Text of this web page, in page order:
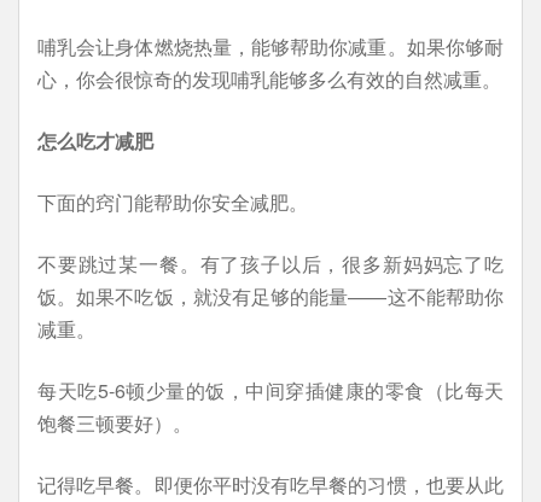
哺乳会让身体燃烧热量，能够帮助你减重。如果你够耐
心，你会很惊奇的发现哺乳能够多么有效的自然减重。
怎么吃才减肥
下面的窍门能帮助你安全减肥。
不要跳过某一餐。有了孩子以后，很多新妈妈忘了吃
饭。如果不吃饭，就没有足够的能量——这不能帮助你
减重。
每天吃5-6顿少量的饭，中间穿插健康的零食（比每天
饱餐三顿要好）。
记得吃早餐。即便你平时没有吃早餐的习惯，也要从此